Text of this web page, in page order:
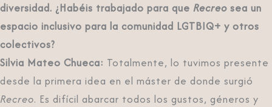
diversidad. ¿Habéis trabajado para que Recreo sea un
espacio inclusivo para la comunidad LGTBIQ+ y otros
colectivos?
Silvia Mateo Chueca: Totalmente, lo tuvimos presente
desde la primera idea en el máster de donde surgió
Recreo. Es difícil abarcar todos los gustos, géneros y